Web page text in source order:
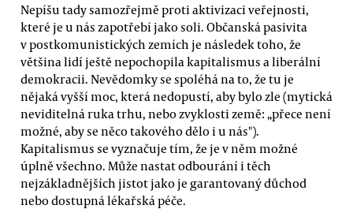
Nepíšu tady samozřejmě proti aktivizaci veřejnosti,
které je u nás zapotřebí jako soli. Občanská pasivita
v postkomunistických zemích je následek toho, že
většina lidí ještě nepochopila kapitalismus a liberální
demokracii. Nevědomky se spoléhá na to, že tu je
nějaká vyšší moc, která nedopustí, aby bylo zle (mytická
neviditelná ruka trhu, nebo zvyklosti země: „přece není
možné, aby se něco takového dělo i u nás").
Kapitalismus se vyznačuje tím, že je v něm možné
úplně všechno. Může nastat odbourání i těch
nejzákladnějších jistot jako je garantovaný důchod
nebo dostupná lékařská péče.